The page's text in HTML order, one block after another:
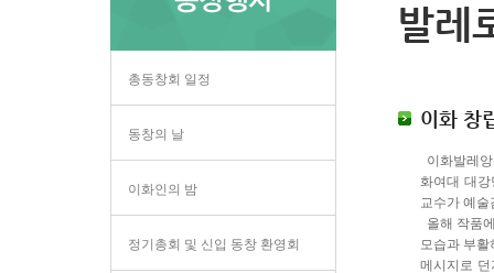
총동창회 일정
동창의 날
이화인의 밤
정기총회 및 신입 동창 환영회
이화 창
이화발레
화여대 대
교수가 예술
올해 작품
모습과 부
메시지로
발레